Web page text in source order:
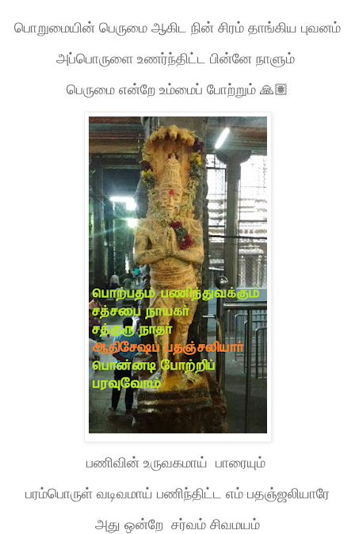
பொறுமையின் பெருமை ஆகிட நின் சிரம் தாங்கிய புவனம்
அப்பொருளை உணர்ந்திட்ட பின்னே நாளும்
பெருமை என்றே உம்மைப் போற்றும் 🙏🏽
பணிவின் உருவகமாய் பாரையும்
பரம்பொருள் வடிவமாய் பணிந்திட்ட எம் பதஞ்ஜலியாரே
அது ஒன்றே சர்வம் சிவமயம்